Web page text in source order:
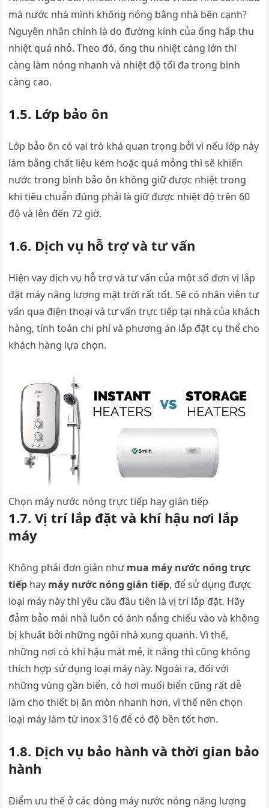
mà nước nhà mình không nóng bằng nhà bên cạnh?
Nguyên nhân chính là do đường kính của ống hấp thu
nhiệt quá nhỏ. Theo đó, ống thu nhiệt càng lớn thì
càng làm nóng nhanh và nhiệt độ tối đa trong bình
càng cao.
1.5. Lớp bảo ôn
Lớp bảo ôn có vai trò khá quan trọng bởi vì nếu lớp này
làm bằng chất liệu kém hoặc quá mỏng thì sẽ khiến
nước trong bình bảo ôn không giữ được nhiệt trong
khi tiêu chuẩn đúng phải là giữ được nhiệt độ trên 60
độ và lên đến 72 giờ.
1.6. Dịch vụ hỗ trợ và tư vấn
Hiện vay dịch vụ hỗ trợ và tư vấn của một số đơn vị lắp
đặt máy năng lượng mặt trời rất tốt. Sẽ có nhân viên tư
vấn qua điện thoại và tư vấn trực tiếp tại nhà của khách
hàng, tính toán chi phí và phương án lắp đặt cụ thể cho
khách hàng lựa chọn.
Chọn máy nước nóng trực tiếp hay gián tiếp
1.7. Vị trí lắp đặt và khí hậu nơi lắp
máy
Không phải đơn giản nhưmua máy nước nóng trực
tiếp hay máy nước nóng gián tiếp, để sử dụng được
loại máy này thì yêu cầu đầu tiên là vị trí lắp đặt. Hãy
đảm bảo mái nhà luôn có ánh nắng chiếu vào và không
bị khuất bởi những ngôi nhà xung quanh. Vì thế,
những nơi có khí hậu mát mẻ, ít nắng thì cũng không
thích hợp sử dụng loại máy này. Ngoài ra, đối với
những vùng gần biển, có hơi muối biển cũng rất dễ
làm cho thiết bị ăn mòn nhanh hơn, vì thế nên chọn
loại máy làm từ inox 316 để có độ bền tốt hơn.
1.8. Dịch vụ bảo hành và thời gian bảo
hành
Điểm ưu thế ở các dòng máy nước nóng năng lượng